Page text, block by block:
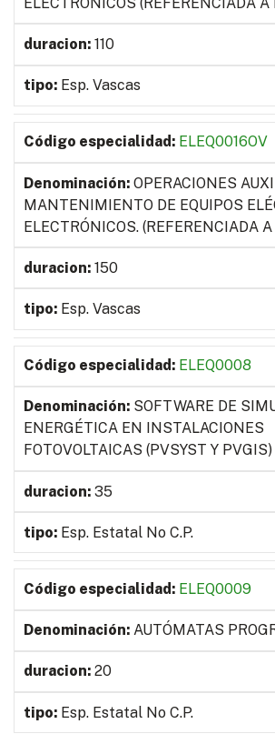
110
Esp. Vascas
ELEQ0016OV
OPERACIONES
MANTENIMIENTO DE EQUIPOS
ELECTRÓNICOS. (REFERENCIADA A
150
Esp. Vascas
ELEQ0008
SOFTWARE DE
ENERGÉTICA EN INSTALACIONES
FOTOVOLTAICAS (PVSYST Y PVGIS)
35
Esp. Estatal No C.P.
ELEQ0009
AUTÓMATAS
20
Esp. Estatal No C.P.